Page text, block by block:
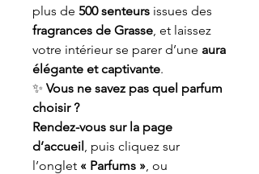
plus de 500 senteurs issues des
fragrances de Grasse, et laissez
votre intérieur se parer d’une aura
élégante et captivante.
✨ Vous ne savez pas quel parfum
choisir ?
Rendez-vous sur la page
d’accueil, puis cliquez sur
l’onglet « Parfums », ou